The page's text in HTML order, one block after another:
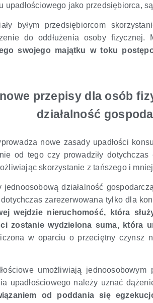
jako przedsiębiorca,
byłym przedsiębiorcom
do oddłużenia osoby
swojego majątku w toku
przepisy dla osób
działalność
nowe zasady upadłości
od tego czy prowadziły
skorzystanie z tańszego i
działalność
zarezerwowana tylko dla
wejdzie nieruchomość, która
zostanie wydzielona suma, która
w oparciu o przeciętny czynsz
umożliwiają
upadłościowego należy uznać
od poddania się